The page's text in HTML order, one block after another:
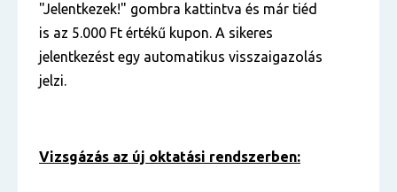
"Jelentkezek!" gombra kattintva és már tiéd
is az 5.000 Ft értékű kupon. A sikeres
jelentkezést egy automatikus visszaigazolás
jelzi.
Vizsgázás az új oktatási rendszerben: